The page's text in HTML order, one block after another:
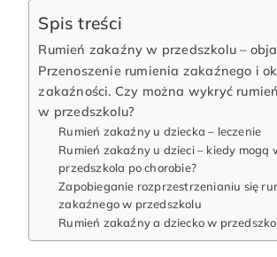
Spis treści
Rumień zakaźny w przedszkolu –
Przenoszenie rumienia zakaźnego i
zakaźności. Czy można wykryć
w przedszkolu?
Rumień zakaźny u dziecka – leczenie
Rumień zakaźny u dzieci – kiedy mogą
przedszkola po chorobie?
Zapobieganie rozprzestrzenianiu się
zakaźnego w przedszkolu
Rumień zakaźny a dziecko w